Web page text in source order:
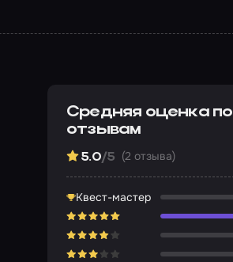
Средняя оценка по
отзывам
5.0/5 (2 отзыва)
Квест-мастер